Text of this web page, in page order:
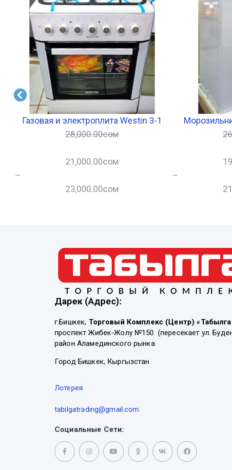
Газовая и электроплита Westin 3-1
28,000.00сом
21,000.00сом
–
23,000.00сом
–
Дарек (Адрес):
г.Бишкек, Торговый Комплекс (Центр)
проспект Жибек-Жолу №150 (пересекает ул.
район Аламединского рынка
Город Бишкек, Кыргызстан
Лотерея
tabilgatrading@gmail.com
Социальные Сети: